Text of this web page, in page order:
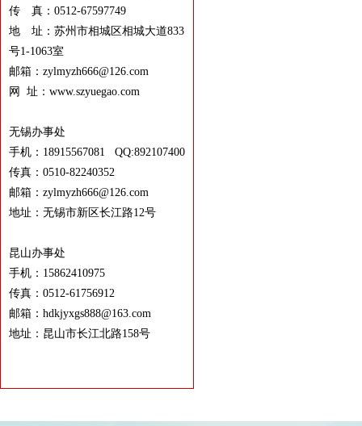
传 真：0512-67597749
地 址：苏州市相城区相城大道833
号1-1063室
邮箱：zylmyzh666@126.com
网 址：www.szyuegao.com
无锡办事处
手机：18915567081 QQ:892107400
传真：0510-82240352
邮箱：zylmyzh666@126.com
地址：无锡市新区长江路12号
昆山办事处
手机：15862410975
传真：0512-61756912
邮箱：hdkjyxgs888@163.com
地址：昆山市长江北路158号